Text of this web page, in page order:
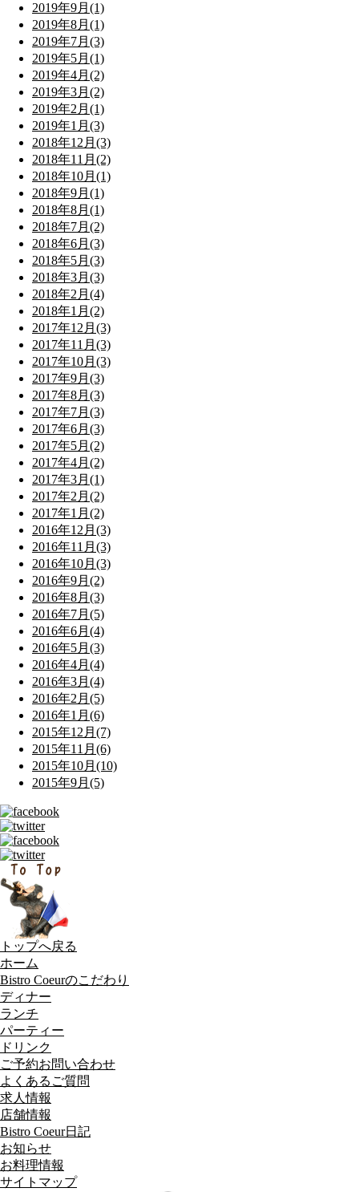
2019年9月(1)
2019年8月(1)
2019年7月(3)
2019年5月(1)
2019年4月(2)
2019年3月(2)
2019年2月(1)
2019年1月(3)
2018年12月(3)
2018年11月(2)
2018年10月(1)
2018年9月(1)
2018年8月(1)
2018年7月(2)
2018年6月(3)
2018年5月(3)
2018年3月(3)
2018年2月(4)
2018年1月(2)
2017年12月(3)
2017年11月(3)
2017年10月(3)
2017年9月(3)
2017年8月(3)
2017年7月(3)
2017年6月(3)
2017年5月(2)
2017年4月(2)
2017年3月(1)
2017年2月(2)
2017年1月(2)
2016年12月(3)
2016年11月(3)
2016年10月(3)
2016年9月(2)
2016年8月(3)
2016年7月(5)
2016年6月(4)
2016年5月(3)
2016年4月(4)
2016年3月(4)
2016年2月(5)
2016年1月(6)
2015年12月(7)
2015年11月(6)
2015年10月(10)
2015年9月(5)
トップへ戻る
ホーム
Bistro Coeurのこだわり
ディナー
ランチ
パーティー
ドリンク
ご予約お問い合わせ
よくあるご質問
求人情報
店舗情報
Bistro Coeur日記
お知らせ
お料理情報
サイトマップ